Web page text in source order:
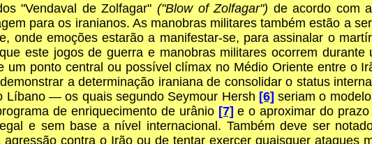
"Vendaval de Zolfagar"("Blow of Zolfagar") de acordo com
para os iranianos. As manobras militares também estão a
onde emoções estarão a manifestar-se, para assinalar o
este jogos de guerra e manobras militares ocorrem
um ponto central ou possível clímax no Médio Oriente entre o
a determinação iraniana de consolidar o status
Líbano — os quais segundo Seymour Hersh [6] seriam o
de enriquecimento de urânio [7] e o aproximar do
e sem base a nível internacional. Também deve ser
contra o Irão ou de tentar exercer quaisquer ataques